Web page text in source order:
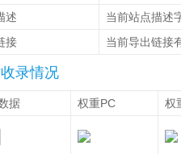
述
当前站点描述
接
当前导出链接
录情况
据 权重PC 权